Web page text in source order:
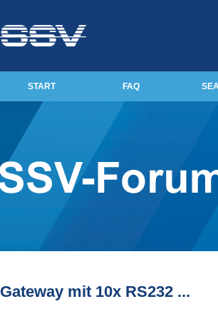
START FAQ
Gateway mit 10x RS232 ...